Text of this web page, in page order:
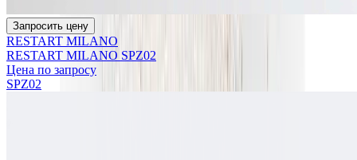
Запросить цену
RESTART MILANO
RESTART MILANO SPZ02
Цена по запросу
SPZ02